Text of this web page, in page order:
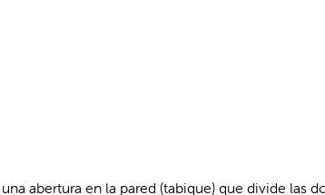
abertura en la pared (tabique) que divide las